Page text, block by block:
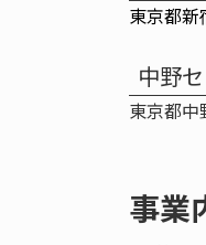
東京都新
中野
東京都中
事業